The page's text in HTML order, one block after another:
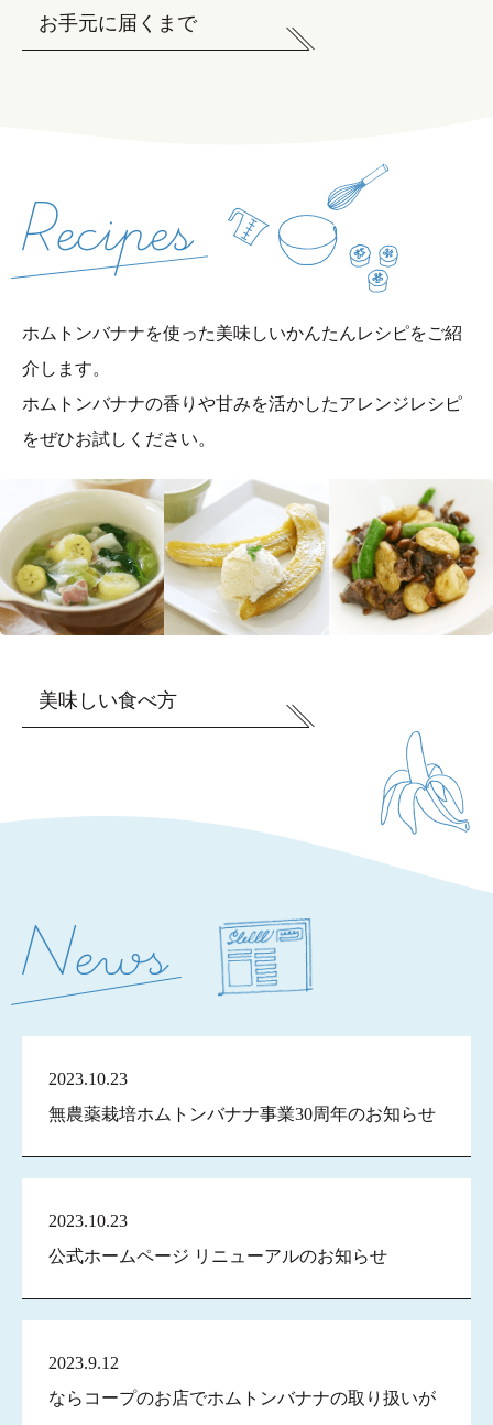
お手元に届くまで
ホムトンバナナを使った美味しいかんたんレシピをご紹
介します。
ホムトンバナナの香りや甘みを活かしたアレンジレシピ
をぜひお試しください。
美味しい食べ方
2023.10.23
無農薬栽培ホムトンバナナ事業30周年のお知らせ
2023.10.23
公式ホームページ リニューアルのお知らせ
2023.9.12
ならコープのお店でホムトンバナナの取り扱いが